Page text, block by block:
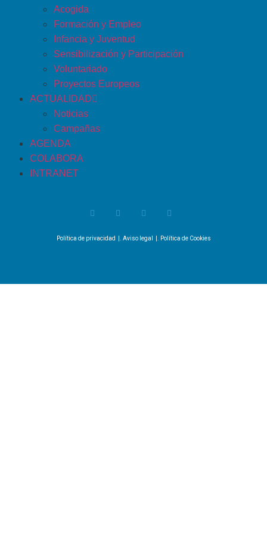
Acogida
Formación y Empleo
Infancia y Juventud
Sensibilización y Participación
Voluntariado
Proyectos Europeos
ACTUALIDAD
Noticias
Campañas
AGENDA
COLABORA
INTRANET
Política de privacidad |. Aviso legal |. Política de Cookies